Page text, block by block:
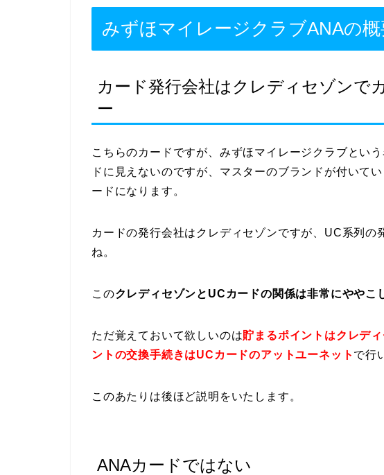
みずほマイレージクラブANAの概
カード発行会社はクレディセゾンで
ー
こちらのカードですが、みずほマイレージクラブとい
ドに見えないのですが、マスターのブランドが付いて
ードになります。
カードの発行会社はクレディセゾンですが、UC系列の
ね。
このクレディセゾンとUCカードの関係は非常にややこ
ただ覚えておいて欲しいのは貯まるポイントはクレデ
ントの交換手続きはUCカードのアットユーネット で行
このあたりは後ほど説明をいたします。
ANAカードではない